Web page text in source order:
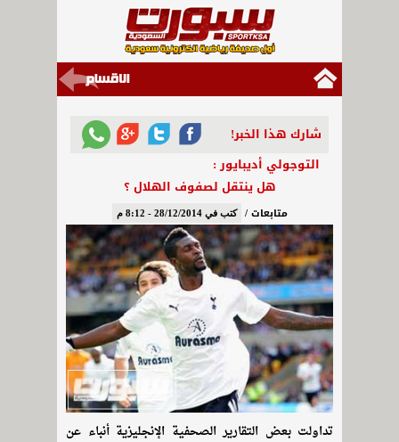
شارك هذا الخبر!
التوجولي أديبايور :
هل ينتقل لصفوف الهلال ؟
متابعات / كتب في 28/12/2014 - 8:12 م
تداولت بعض التقارير الصحفية الإنجليزية أنباء عن